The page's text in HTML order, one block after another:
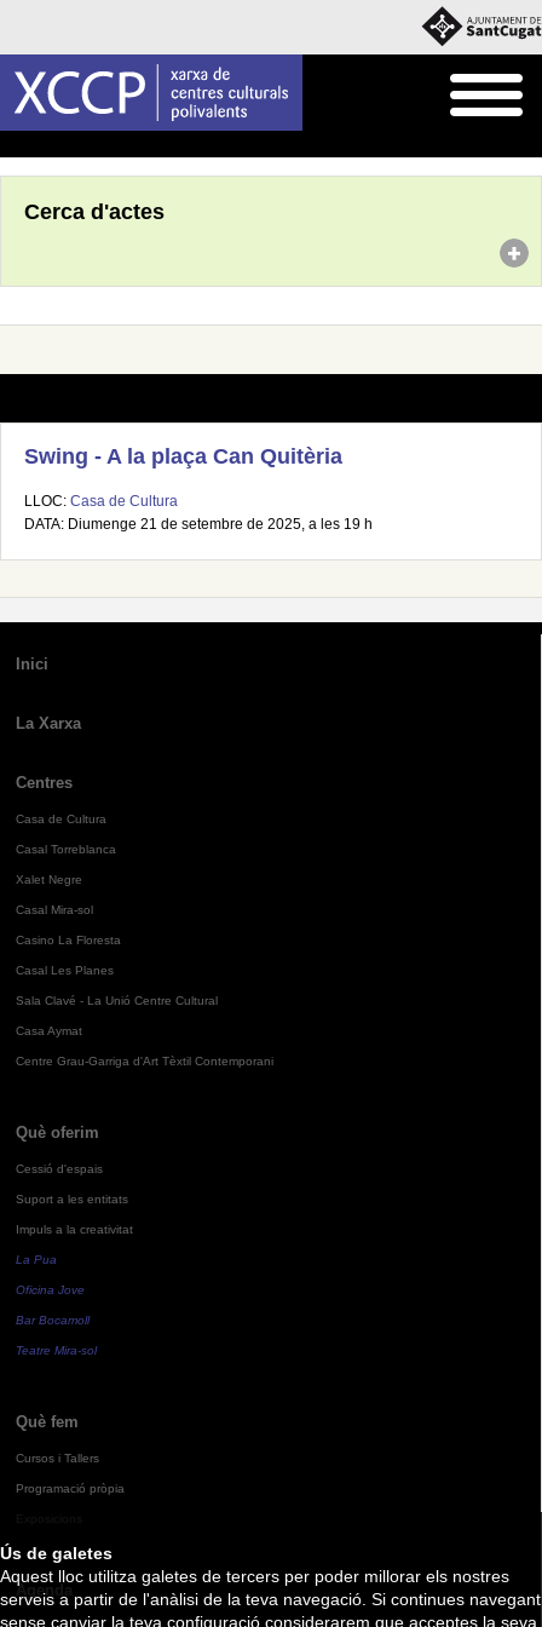
Ús de galetes
Aquest lloc utilitza galetes de tercers per poder millorar els nostres
serveis a partir de l'anàlisi de la teva navegació. Si continues navegant
sense canviar la teva configuració considerarem que acceptes la seva
Cerca d'actes
Swing - A la plaça Can Quitèria
LLOC: Casa de Cultura
DATA: Diumenge 21 de setembre de 2025, a les 19 h
Inici
La Xarxa
Centres
Casa de Cultura
Casal Torreblanca
Xalet Negre
Casal Mira-sol
Casino La Floresta
Casal Les Planes
Sala Clavé - La Unió Centre Cultural
Casa Aymat
Centre Grau-Garriga d'Art Tèxtil Contemporani
Què oferim
Cessió d'espais
Suport a les entitats
Impuls a la creativitat
La Pua
Oficina Jove
Bar Bocamoll
Teatre Mira-sol
Què fem
Cursos i Tallers
Programació pròpia
Agenda